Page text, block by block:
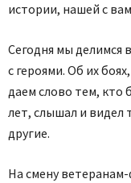
истории, нашей с
Сегодня мы делимся
с героями. Об их
даем слово тем, кто
лет, слышал и видел
другие.
На смену